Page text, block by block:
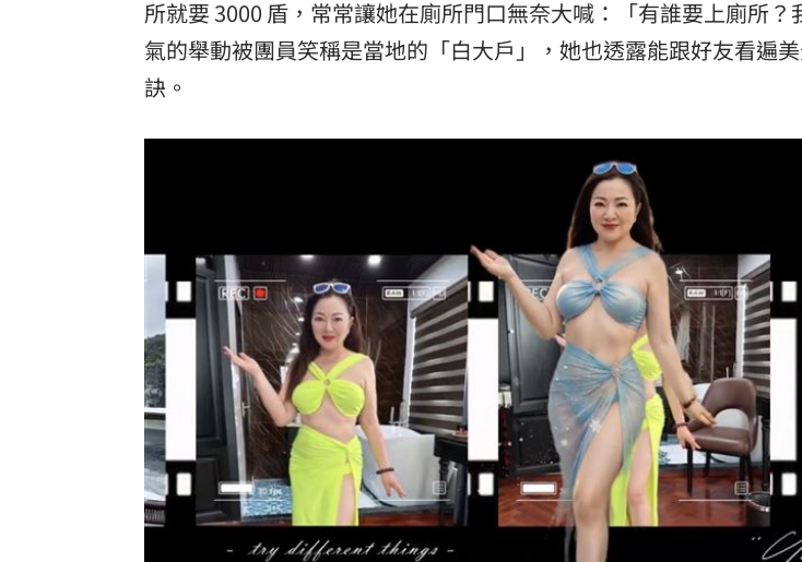
所就要 3000 盾，常常讓她在廁所門口無奈大喊：「有誰要上廁所
氣的舉動被團員笑稱是當地的「白大戶」，她也透露能跟好友看遍
訣。